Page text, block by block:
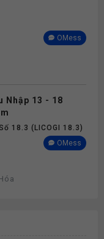
OMess
Nhập 13 - 18
18.3 (LICOGI 18.3)
OMess